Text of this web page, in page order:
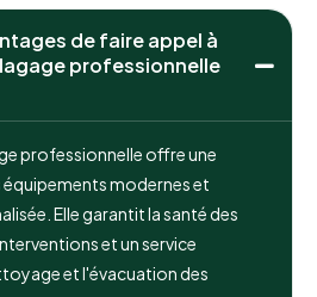
de faire appel à
professionnelle
professionnelle offre une
modernes et
Elle garantit la santé des
et un service
et l'évacuation des